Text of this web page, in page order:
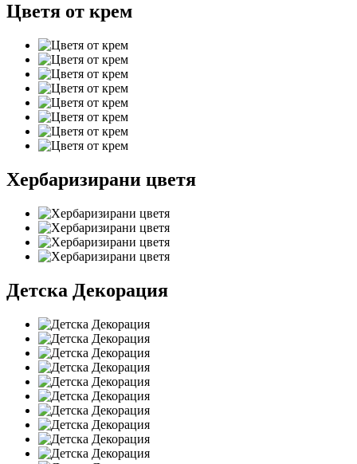
Цветя от крем
Хербаризирани цветя
Детска Декорация